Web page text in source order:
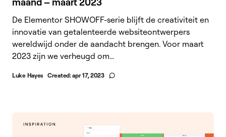
De Elementor SHOWOFF-serie blijft de creativiteit en
innovatie van getalenteerde websiteontwerpers
wereldwijd onder de aandacht brengen. Voor maart
2023 zijn we verheugd om...
Luke Hayes Created:apr 17, 2023